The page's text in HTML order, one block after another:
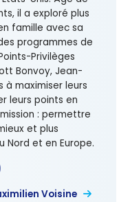
il a exploré plus
famille avec sa
programmes de
Privilèges
Bonvoy, Jean-
à maximiser leurs
leurs points en
: permettre
et plus
Nord et en Europe.
Voisine